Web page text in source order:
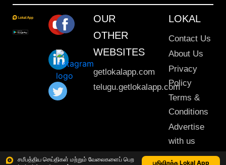
சமீபத்திய செய்திகள் மற்றும் வேலைகளைப் பெற
பதிவிறக்க Lokal App
OUR
OTHER
WEBSITES
getlokalapp.com
telugu.getlokalapp.com
LOKAL
Contact Us
About Us
Privacy
Policy
Terms &
Conditions
Advertise
with us
Sitemap